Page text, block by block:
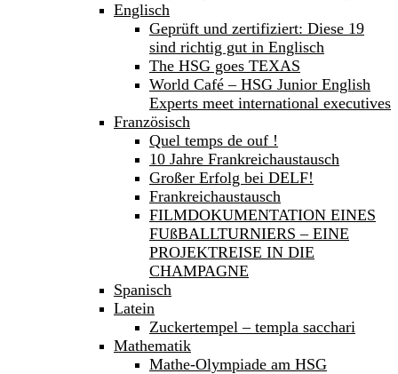
Englisch
Geprüft und zertifiziert: Diese 19
sind richtig gut in Englisch
The HSG goes TEXAS
World Café – HSG Junior English
Experts meet international executives
Französisch
Quel temps de ouf !
10 Jahre Frankreichaustausch
Großer Erfolg bei DELF!
Frankreichaustausch
FILMDOKUMENTATION EINES
FUßBALLTURNIERS – EINE
PROJEKTREISE IN DIE
CHAMPAGNE
Spanisch
Latein
Zuckertempel – templa sacchari
Mathematik
Mathe-Olympiade am HSG